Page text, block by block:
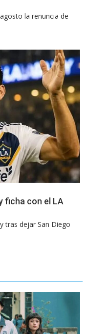
la renuncia de
ficha con el LA
tras dejar San Diego